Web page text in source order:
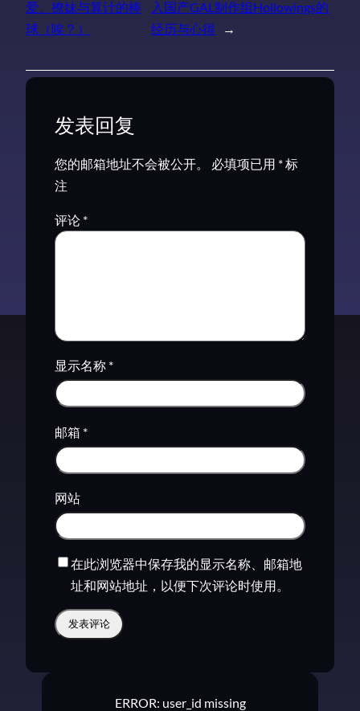
爱、撩妹与算计的棒
球（唉？）
入国产GAL制作组Hollowings的
经历与心得
→
发表回复
您的邮箱地址不会被公开。 必填项已用 *标
注
评论 *
显示名称 *
邮箱 *
网站
在此浏览器中保存我的显示名称、邮箱地
址和网站地址，以便下次评论时使用。
ERROR: user_id missing